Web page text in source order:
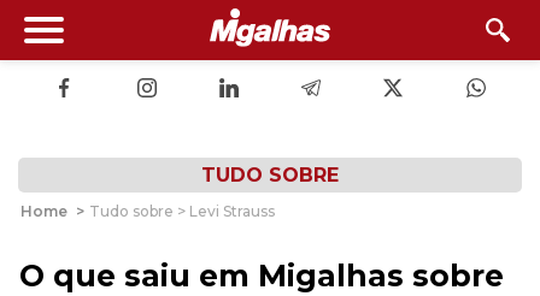
TUDO SOBRE
Home > Tudo sobre > Levi Strauss
O que saiu em Migalhas sobre